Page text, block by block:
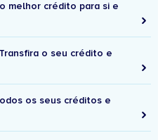
melhor crédito para si e
o seu crédito e
os seus créditos e